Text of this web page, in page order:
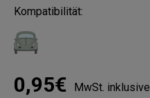
Kompatibilität:
0,95€ MwSt. inklusive